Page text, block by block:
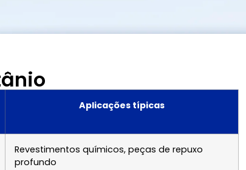
Aplicações típicas
Revestimentos químicos, peças de repuxo
profundo